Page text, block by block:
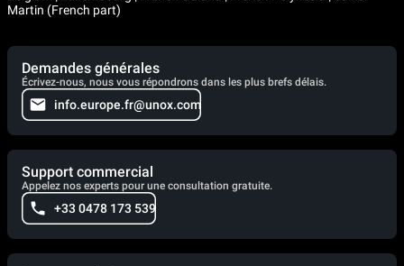
Martin (French part)
Demandes générales
Écrivez-nous, nous vous répondrons dans les plus brefs délais.
info.europe.fr@unox.com
Support commercial
Appelez nos experts pour une consultation gratuite.
+33 0478 173 539